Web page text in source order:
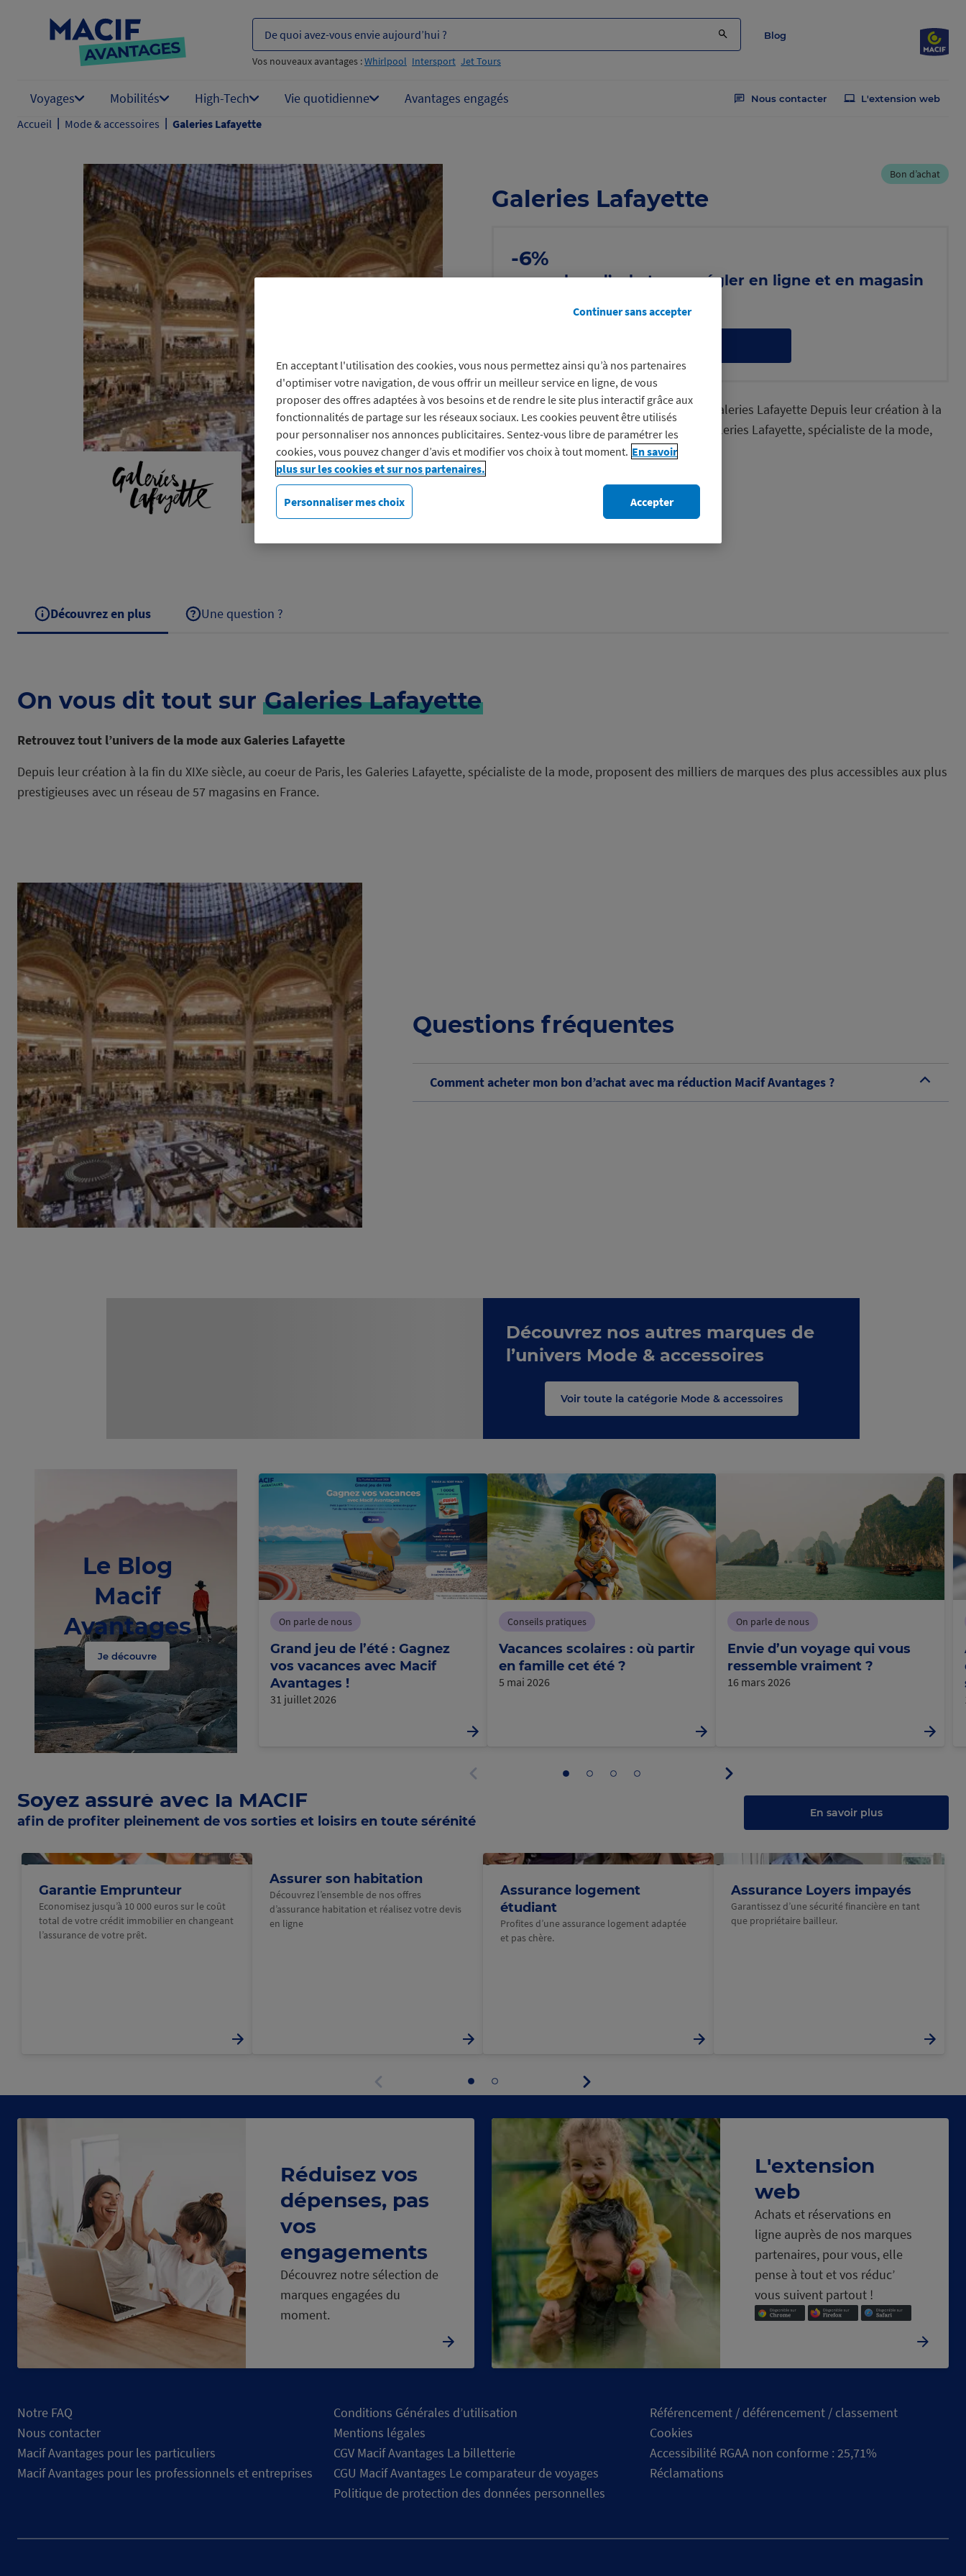
De quoi avez-vous envie aujourd’hui ?
Vos nouveaux avantages :Whirlpool Intersport Jet Tours
Blog
Voyages Mobilités High-Tech Vie quotidienne Avantages engagés Nous contacter L'extension web
Accueil | Mode & accessoires | Galeries Lafayette
Bon d’achat
Galeries Lafayette
-6%
sur un bon d’achat pour régler en ligne et en magasin
Voir les conditions
Retrouvez tout l’univers de la mode aux Galeries Lafayette Depuis leur création à la
fin du XIXe siècle, au coeur de Paris, les Galeries Lafayette, spécialiste de la mode,
proposent des milliers…
Découvrez Galeries Lafayette
Découvrez en plus Une question ?
On vous dit tout sur Galeries Lafayette
Retrouvez tout l’univers de la mode aux Galeries Lafayette
Depuis leur création à la fin du XIXe siècle, au coeur de Paris, les Galeries Lafayette, spécialiste de la mode, proposent des milliers de marques des plus accessibles aux plus
prestigieuses avec un réseau de 57 magasins en France.
Questions fréquentes
B
Comment acheter mon bon d’achat avec ma réduction Macif Avantages ?
Découvrez nos autres marques de
l’univers Mode & accessoires
Voir toute la catégorie Mode & accessoires
Le Blog
Macif
Avantages
Je découvre
On parle de nous
Grand jeu de l’été : Gagnez
vos vacances avec Macif
Avantages !
31 juillet 2026
Conseils pratiques
Vacances scolaires : où partir
en famille cet été ?
5 mai 2026
On parle de nous
Envie d’un voyage qui vous
ressemble vraiment ?
16 mars 2026
Aller Aller Aller Aller
Panneau
suivant
Soyez assuré avec la MACIF
afin de profiter pleinement de vos sorties et loisirs en toute sérénité
En savoir plus
Garantie Emprunteur
Economisez jusqu’à 10 000 euros sur le coût
total de votre crédit immobilier en changeant
l’assurance de votre prêt.
@Macif
Assurer son habitation
Découvrez l’ensemble de nos offres
d’assurance habitation et réalisez votre devis
en ligne
Assurance logement
étudiant
Profites d’une assurance logement adaptée
et pas chère.
@Macif
Assurance Loyers impayés
Garantissez d’une sécurité financière en tant
que propriétaire bailleur.
@Macif
Panneau
Aller
au
1
Aller
au
2
suivant
Réduisez vos
dépenses, pas
vos
engagements
Découvrez notre sélection de
marques engagées du
moment.
L'extension
web
Achats et réservations en
ligne auprès de nos marques
partenaires, pour vous, elle
pense à tout et vos réduc’
vous suivent partout !
Notre FAQ
Nous contacter
Macif Avantages pour les particuliers
Macif Avantages pour les professionnels et entreprises
Conditions Générales d’utilisation
Mentions légales
CGV Macif Avantages La billetterie
CGU Macif Avantages Le comparateur de voyages
Politique de protection des données personnelles
Référencement / déférencement / classement
Cookies
Accessibilité RGAA non conforme : 25,71%
Réclamations
En acceptant l'utilisation des cookies, vous nous permettez ainsi qu’à nos partenaires
d'optimiser votre navigation, de vous offrir un meilleur service en ligne, de vous
proposer des offres adaptées à vos besoins et de rendre le site plus interactif grâce aux
fonctionnalités de partage sur les réseaux sociaux. Les cookies peuvent être utilisés
pour personnaliser nos annonces publicitaires. Sentez-vous libre de paramétrer les
cookies, vous pouvez changer d’avis et modifier vos choix à tout moment. En savoir
plus sur les cookies et sur nos partenaires.
Personnaliser mes choix
Continuer sans accepter
Accepter